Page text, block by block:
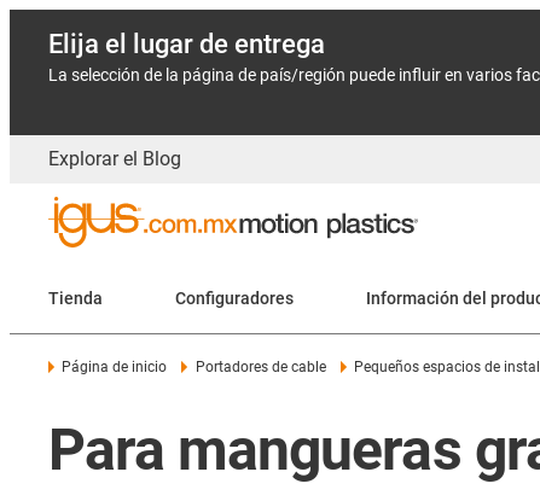
Elija el lugar de entrega
La selección de la página de país/región puede influir en varios
Explorar el Blog
Tienda Configuradores Información del
Página de inicio Portadores de cable Pequeños espacios de
Para mangueras